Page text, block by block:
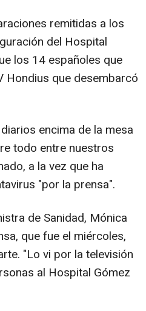
remitidas a los
del Hospital
los 14 españoles que
Hondius que desembarcó
encima de la mesa
todo entre nuestros
a la vez que ha
"por la prensa".
de Sanidad, Mónica
que fue el miércoles,
"Lo vi por la televisión
al Hospital Gómez